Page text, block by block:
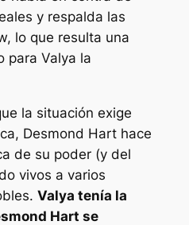
y respalda las
lo que resulta una
para Valya la
la situación exige
Desmond Hart hace
de su poder (y del
vivos a varios
Valya tenía la
Hart se